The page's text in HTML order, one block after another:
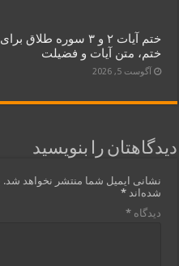
ختم آیات ۲ و ۳
ختم، متن آیات و فضیلت
آگوست 5, 2026
دیدگاهتان را بنویسید
نشانی ایمیل شما منتشر نخواهد شد.
شده‌اند*
دیدگاه*